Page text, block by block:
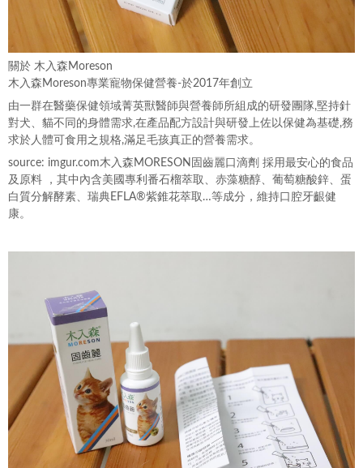
關於 木入森Moreson
木入森Moreson專業寵物保健營養-於2017年創立
由一群在醫藥保健領域菁英獸醫師與營養師所組成的研發團隊,堅持針
對犬、貓不同的身體需求,在產品配方設計與研發上佐以保健為基礎,務
求於人體可食用之規格,滿足毛孩真正的營養需求。
source: imgur.com木入森MORESON固齒麗口滴劑 採用最安心的食品
及原料 ，其中內含美國專利番石榴萃取、赤藻糖醇、葡萄糖酸鋅、蛋
白質分解酵素、瑞典EFLA®紫錐花萃取…等成分，維持口腔牙齦健
康。